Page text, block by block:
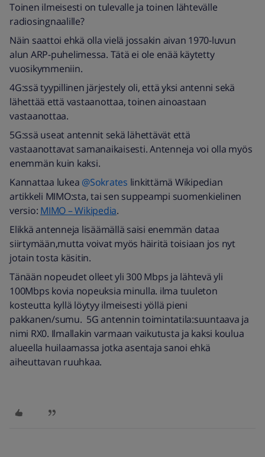
Toinen ilmeisesti on tulevalle ja toinen lähtevälle
radiosingnaalille?
Näin saattoi ehkä olla vielä jossakin aivan 1970-luvun
alun ARP-puhelimessa. Tätä ei ole enää käytetty
vuosikymmeniin.
4G:ssä tyypillinen järjestely oli, että yksi antenni sekä
lähettää että vastaanottaa, toinen ainoastaan
vastaanottaa.
5G:ssä useat antennit sekä lähettävät että
vastaanottavat samanaikaisesti. Antenneja voi olla myös
enemmän kuin kaksi.
Kannattaa lukea @Sokrates linkittämä Wikipedian
artikkeli MIMO:sta, tai sen suppeampi suomenkielinen
versio: MIMO – Wikipedia.
Elikkä antenneja lisäämällä saisi enemmän dataa
siirtymään,mutta voivat myös häiritä toisiaan jos nyt
jotain tosta käsitin.
Tänään nopeudet olleet yli 300 Mbps ja lähtevä yli
100Mbps kovia nopeuksia minulla. ilma tuuleton
kosteutta kyllä löytyy ilmeisesti yöllä pieni
pakkanen/sumu. 5G antennin toimintatila:suuntaava ja
nimi RX0. Ilmallakin varmaan vaikutusta ja kaksi koulua
alueella huilaamassa jotka asentaja sanoi ehkä
aiheuttavan ruuhkaa.